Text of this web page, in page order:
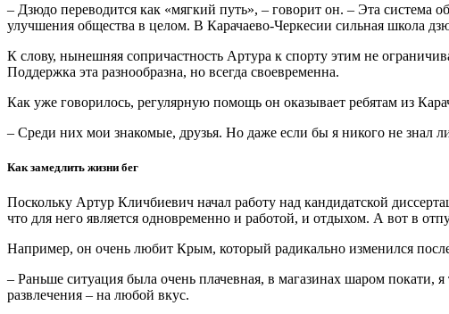
– Дзюдо переводится как «мягкий путь», – говорит он. – Эта система
улучшения общества в целом. В Карачаево-Черкесии сильная школа
К слову, нынешняя сопричастность Артура к спорту этим не
Поддержка эта разнообразна, но всегда своевременна.
Как уже говорилось, регулярную помощь он оказывает ребятам из
– Среди них мои знакомые, друзья. Но даже если бы я никого не знал
Как замедлить жизни бег
Поскольку Артур Кличбиевич начал работу над кандидатской
что для него является одновременно и работой, и отдыхом. А вот в
Например, он очень любит Крым, который радикально изменился
– Раньше ситуация была очень плачевная, в магазинах шаром покати,
развлечения – на любой вкус.